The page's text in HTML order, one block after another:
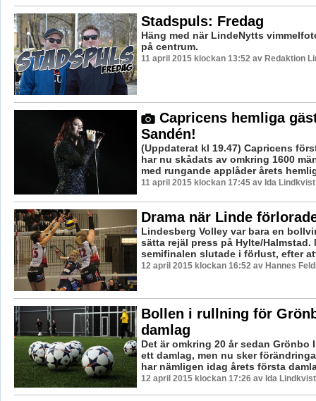
Stadspuls: Fredag
Häng med när LindeNytts
på centrum.
11 april 2015 klockan 13:52 av Redaktion
Capricens hemliga
Sandén!
(Uppdaterat kl 19.47) Capricens
har nu skådats av omkring 1600
med rungande applåder årets
11 april 2015 klockan 17:45 av Ida Lindkvist
Drama när Linde
Lindesberg Volley var bara en
sätta rejäl press på Hylte/Halmstad.
semifinalen slutade i förlust, efter
12 april 2015 klockan 16:52 av Hannes
Bollen i rullning för
damlag
Det är omkring 20 år sedan Grönbo
ett damlag, men nu sker
har nämligen idag årets första
12 april 2015 klockan 17:26 av Ida Lindkvist